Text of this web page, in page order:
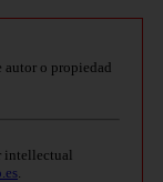
autor o propiedad
intellectual